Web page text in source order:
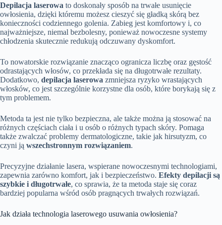
Depilacja laserowa to doskonały sposób na trwałe usunięcie
owłosienia, dzięki któremu możesz cieszyć się gładką skórą bez
konieczności codziennego golenia. Zabieg jest komfortowy i, co
najważniejsze, niemal bezbolesny, ponieważ nowoczesne systemy
chłodzenia skutecznie redukują odczuwany dyskomfort.
To nowatorskie rozwiązanie znacząco ogranicza liczbę oraz gęstość
odrastających włosów, co przekłada się na długotrwałe rezultaty.
Dodatkowo, depilacja laserowa zmniejsza ryzyko wrastających
włosków, co jest szczególnie korzystne dla osób, które borykają się z
tym problemem.
Metoda ta jest nie tylko bezpieczna, ale także można ją stosować na
różnych częściach ciała i u osób o różnych typach skóry. Pomaga
także zwalczać problemy dermatologiczne, takie jak hirsutyzm, co
czyni ją wszechstronnym rozwiązaniem.
Precyzyjne działanie lasera, wspierane nowoczesnymi technologiami,
zapewnia zarówno komfort, jak i bezpieczeństwo. Efekty depilacji są
szybkie i długotrwałe, co sprawia, że ta metoda staje się coraz
bardziej popularna wśród osób pragnących trwałych rozwiązań.
Jak działa technologia laserowego usuwania owłosienia?